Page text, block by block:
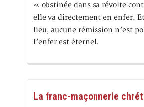
« obstinée dans sa révolte
elle va directement en enfer.
lieu, aucune rémission n’est
l’enfer est éternel.
La franc-maçonnerie